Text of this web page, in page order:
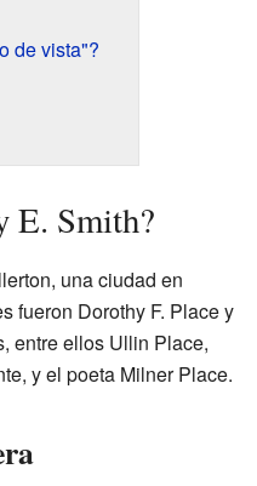
de vista"?
E. Smith?
una ciudad en
fueron Dorothy F. Place y
entre ellos Ullin Place,
y el poeta Milner Place.